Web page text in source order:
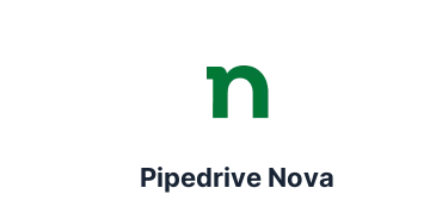
Pipedrive Nova